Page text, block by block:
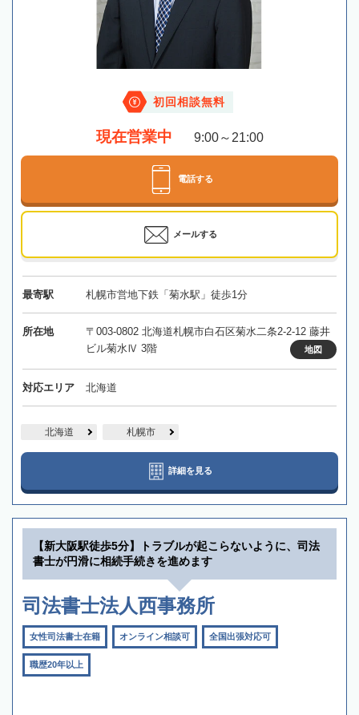
初回相談無料
現在営業中 9:00～21:00
電話する
メールする
最寄駅 札幌市営地下鉄「菊水駅」徒歩1分
所在地
〒003-0802 北海道札幌市白石区菊水二条2-2-12 藤井
ビル菊水Ⅳ 3階
地図
対応エリア 北海道
北海道 札幌市
詳細を見る
【新大阪駅徒歩5分】トラブルが起こらないように、司法
書士が円滑に相続手続きを進めます
司法書士法人西事務所
女性司法書士在籍 オンライン相談可 全国出張対応可
職歴20年以上